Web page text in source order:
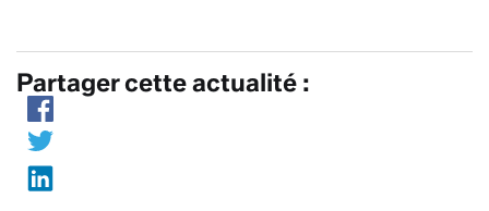
Partager cette actualité :